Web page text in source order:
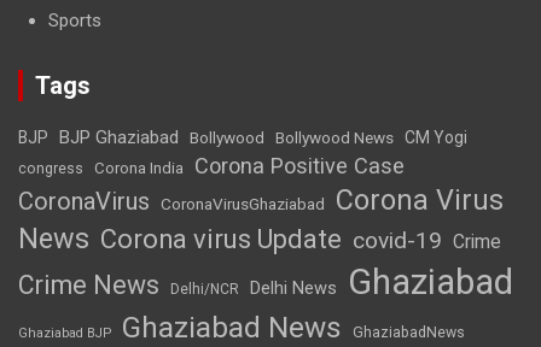
Sports
Tags
BJP BJP Ghaziabad Bollywood Bollywood News CM Yogi
congress Corona India Corona Positive Case
CoronaVirus CoronaVirusGhaziabad
Corona Virus
News Corona virus Update covid-19 Crime
Crime News Delhi/NCR Delhi News Ghaziabad
Ghaziabad BJP Ghaziabad News GhaziabadNews